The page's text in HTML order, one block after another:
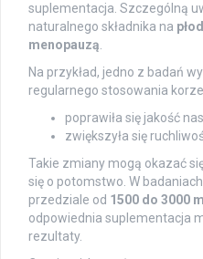
suplementacja. Szczególną
naturalnego składnika na
menopauzą.
Na przykład, jedno z badań
regularnego stosowania
poprawiła się jakość
zwiększyła się
Takie zmiany mogą okazać
się o potomstwo. W
przedziale od 1500 do 3000
odpowiednia suplementacja
rezultaty.